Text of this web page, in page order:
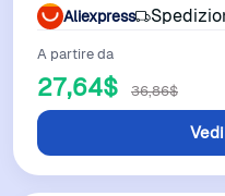
Aliexpress
A partire da
27,64$ 36,86$